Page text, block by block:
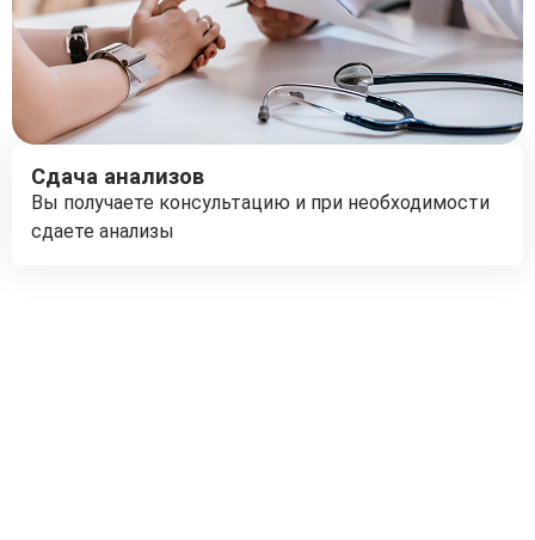
Сдача анализов
Вы получаете консультацию и при необходимости
сдаете анализы